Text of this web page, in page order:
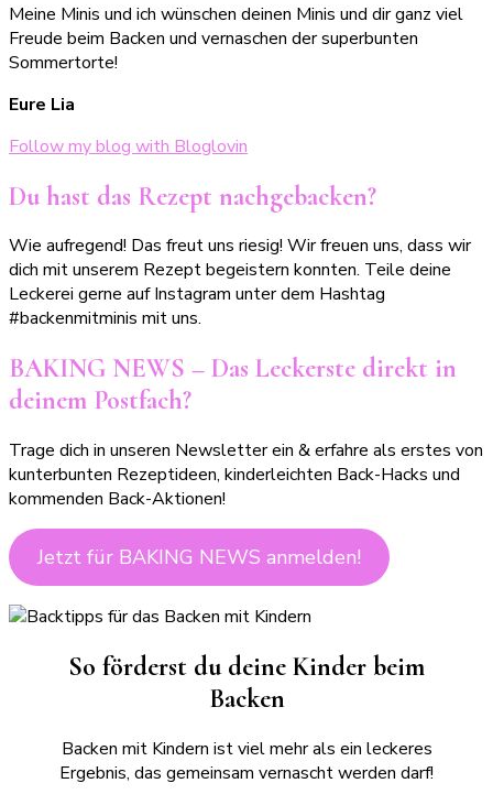
Meine Minis und ich wünschen deinen Minis und dir ganz viel
Freude beim Backen und vernaschen der superbunten
Sommertorte!
Eure Lia
Follow my blog with Bloglovin
Du hast das Rezept nachgebacken?
Wie aufregend! Das freut uns riesig! Wir freuen uns, dass wir
dich mit unserem Rezept begeistern konnten. Teile deine
Leckerei gerne auf Instagram unter dem Hashtag
#backenmitminis mit uns.
BAKING NEWS – Das Leckerste direkt in
deinem Postfach?
Trage dich in unseren Newsletter ein & erfahre als erstes von
kunterbunten Rezeptideen, kinderleichten Back-Hacks und
kommenden Back-Aktionen!
Jetzt für BAKING NEWS anmelden!
So förderst du deine Kinder beim
Backen
Backen mit Kindern ist viel mehr als ein leckeres
Ergebnis, das gemeinsam vernascht werden darf!